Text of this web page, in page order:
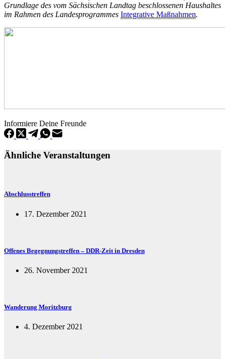
Grundlage des vom Sächsischen Landtag beschlossenen Haushaltes
im Rahmen des Landesprogrammes Integrative Maßnahmen.
Informiere Deine Freunde
Ähnliche Veranstaltungen
Abschlusstreffen
17. Dezember 2021
Offenes Begegnungstreffen – DDR-Zeit in Dresden
26. November 2021
Wanderung Moritzburg
4. Dezember 2021